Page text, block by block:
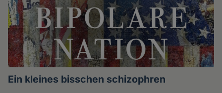
Ein kleines bisschen schizophren